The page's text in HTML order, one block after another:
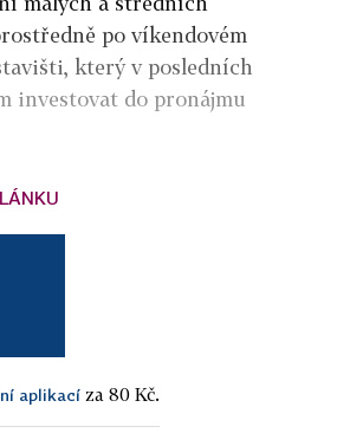
po víkendovém
který v posledních
investovat do pronájmu
aplikací za 80 Kč.